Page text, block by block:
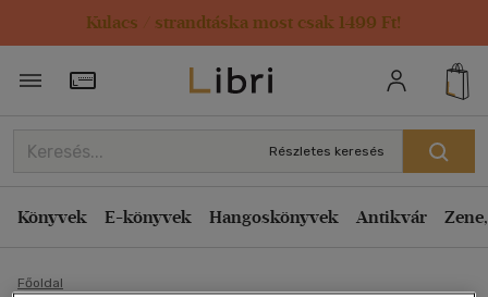
Kulacs / strandtáska most csak 1499 Ft!
Törzsvásárlói Kártya adatai
Részletes keresés
Könyvek E-könyvek Hangoskönyvek Antikvár
Főoldal